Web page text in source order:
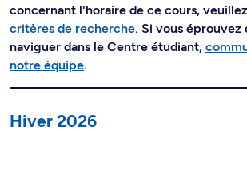
concernant l'horaire de ce cours,
critères de recherche. Si vous éprouvez
naviguer dans le Centre étudiant,
notre équipe.
Hiver 2026